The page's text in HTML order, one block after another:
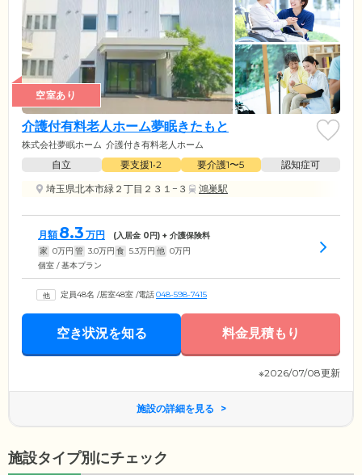
空室あり
介護付有料老人ホーム夢眠きたもと
株式会社夢眠ホーム 介護付き有料老人ホーム
自立 要支援1•2 要介護1〜5
認知症可
埼玉県北本市緑２丁目２３１−３
鴻巣駅
月額 8.3 万円 (入居金 0円) + 介護保険料
家 0万円 管 3.0万円 食 5.3万円 他 0万円
個室 / 基本プラン
定員48名 /居室48室 /電話048-598-7415
空き状況を知る 料金見積もり
※2026/07/08更新
施設の詳細を見る
施設タイプ別にチェック